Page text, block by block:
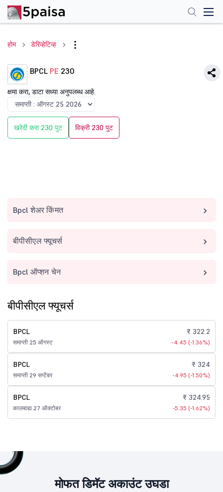
होम डेरिव्हेटिव्ह
BPCL PE 230
क्षमा करा, डाटा सध्या अनुपलब्ध आहे.
खरेदी करा 230 पुट विक्री 230 पुट
Bpcl शेअर किंमत
बीपीसीएल फ्यूचर्स
Bpcl ऑप्शन चेन
बीपीसीएल फ्यूचर्स
BPCL
समाप्ती 25 ऑगस्ट
₹ 322.2
-4.45 (-1.36%)
BPCL
समाप्ती 29 सप्टेंबर
₹ 324
-4.95 (-1.50%)
BPCL
कालबाह्य 27 ऑक्टोबर
₹ 324.95
-5.35 (-1.62%)
मोफत डिमॅट अकाउंट उघडा